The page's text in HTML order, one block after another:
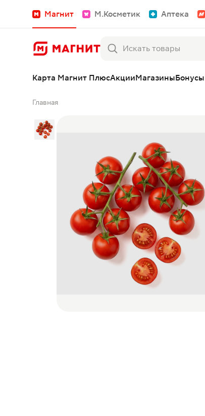
Магнит М.Косметик Аптека
Карта Магнит ПлюсАкцииМагазины
Главная